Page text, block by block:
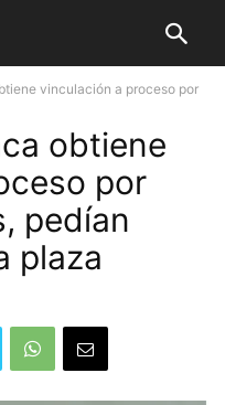
vinculación a proceso por
obtiene
por
pedían
plaza